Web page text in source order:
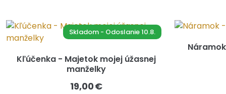
Skladom - Odoslanie 10.8.
Kľúčenka - Majetok mojej úžasnej
manželky
19,00 €